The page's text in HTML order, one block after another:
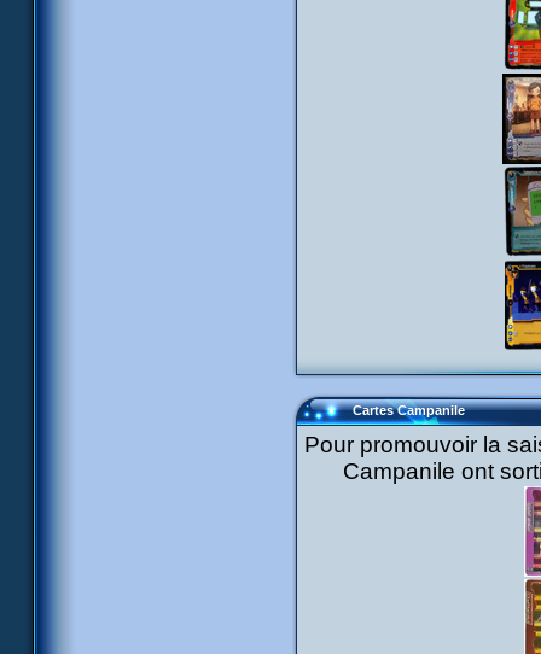
Cartes Campanile
Pour promouvoir la
Campanile ont